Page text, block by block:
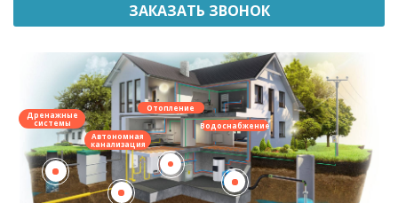
ЗАКАЗАТЬ ЗВОНОК
Дренажные
системы
Автономная
канализация
Отопление
Водоснабжение